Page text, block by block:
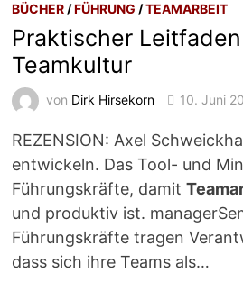
BÜCHER /FÜHRUNG /TEAMARBEIT
Praktischer
Teamkultur
von Dirk Hirsekorn 10. Juni
REZENSION: Axel
entwickeln. Das Tool- und
Führungskräfte, damit
und produktiv ist.
Führungskräfte tragen
dass sich ihre Teams als…